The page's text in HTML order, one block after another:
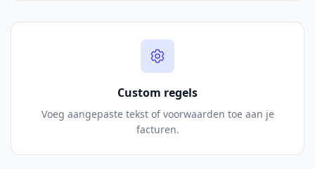
Custom regels
Voeg aangepaste tekst of voorwaarden toe aan je
facturen.